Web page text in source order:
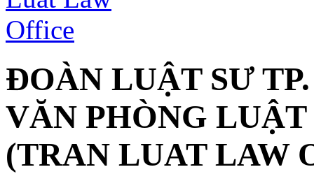
ĐOÀN LUẬT SƯ
VĂN PHÒNG
(TRAN LUAT LAW